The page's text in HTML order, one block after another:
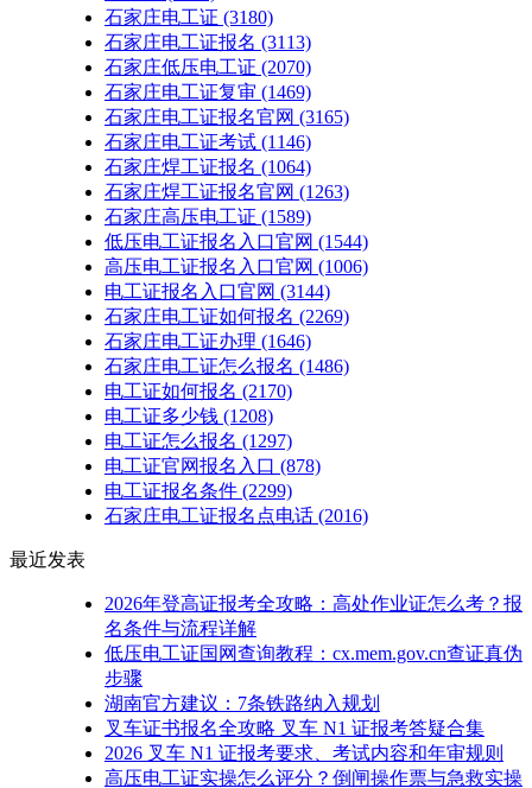
石家庄电工证 (3180)
石家庄电工证报名 (3113)
石家庄低压电工证 (2070)
石家庄电工证复审 (1469)
石家庄电工证报名官网 (3165)
石家庄电工证考试 (1146)
石家庄焊工证报名 (1064)
石家庄焊工证报名官网 (1263)
石家庄高压电工证 (1589)
低压电工证报名入口官网 (1544)
高压电工证报名入口官网 (1006)
电工证报名入口官网 (3144)
石家庄电工证如何报名 (2269)
石家庄电工证办理 (1646)
石家庄电工证怎么报名 (1486)
电工证如何报名 (2170)
电工证多少钱 (1208)
电工证怎么报名 (1297)
电工证官网报名入口 (878)
电工证报名条件 (2299)
石家庄电工证报名点电话 (2016)
最近发表
2026年登高证报考全攻略：高处作业证怎么考？报
名条件与流程详解
低压电工证国网查询教程：cx.mem.gov.cn查证真伪
步骤
湖南官方建议：7条铁路纳入规划
叉车证书报名全攻略 叉车 N1 证报考答疑合集
2026 叉车 N1 证报考要求、考试内容和年审规则
高压电工证实操怎么评分？倒闸操作票与急救实操